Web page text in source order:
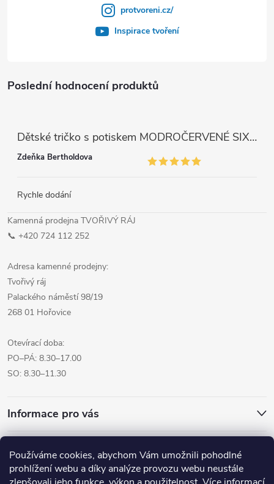
Používáme cookies, abychom Vám umožnili pohodlné
prohlížení webu a díky analýze provozu webu neustále
Poslední hodnocení produktů
Dětské tričko s potiskem MODROČERVENÉ SIX SEVEN 67
Zdeňka Bertholdova
Rychle dodání
Kamenná prodejna TVOŘIVÝ RÁJ
📞 +420 724 112 252
Adresa kamenné prodejny:
Tvořivý ráj
Palackého náměstí 98/19
268 01 Hořovice
Otevírací doba:
PO–PÁ: 8.30–17.00
SO: 8.30–11.30
Informace pro vás
protvoreni.cz/
Inspirace tvoření
Přijímáme online platby